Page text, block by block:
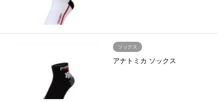
ソックス
アナトミカ ソックス